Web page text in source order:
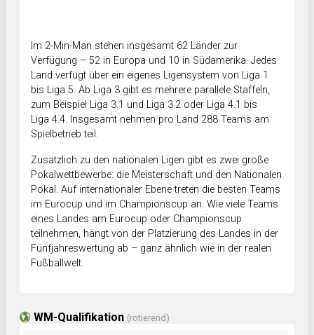
Im 2-Min-Man stehen insgesamt 62 Länder zur
Verfügung – 52 in Europa und 10 in Südamerika. Jedes
Land verfügt über ein eigenes Ligensystem von Liga 1
bis Liga 5. Ab Liga 3 gibt es mehrere parallele Staffeln,
zum Beispiel Liga 3.1 und Liga 3.2 oder Liga 4.1 bis
Liga 4.4. Insgesamt nehmen pro Land 288 Teams am
Spielbetrieb teil.
Zusätzlich zu den nationalen Ligen gibt es zwei große
Pokalwettbewerbe: die Meisterschaft und den Nationalen
Pokal. Auf internationaler Ebene treten die besten Teams
im Eurocup und im Championscup an. Wie viele Teams
eines Landes am Eurocup oder Championscup
teilnehmen, hängt von der Platzierung des Landes in der
Fünfjahreswertung ab – ganz ähnlich wie in der realen
Fußballwelt.
WM-Qualifikation (rotierend)